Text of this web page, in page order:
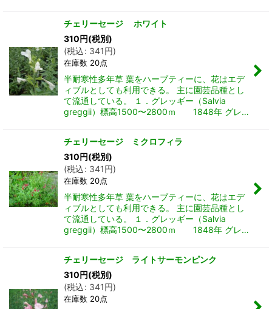
チェリーセージ ホワイト
310円(税別)
(税込: 341円)
在庫数 20点
半耐寒性多年草 葉をハーブティーに、花はエデ
ィブルとしても利用できる。 主に園芸品種とし
て流通している。 １．グレッギー（Salvia
greggii）標高1500〜2800ｍ 1848年 グレ…
チェリーセージ ミクロフィラ
310円(税別)
(税込: 341円)
在庫数 20点
半耐寒性多年草 葉をハーブティーに、花はエデ
ィブルとしても利用できる。 主に園芸品種とし
て流通している。 １．グレッギー（Salvia
greggii）標高1500〜2800ｍ 1848年 グレ…
チェリーセージ ライトサーモンピンク
310円(税別)
(税込: 341円)
在庫数 20点